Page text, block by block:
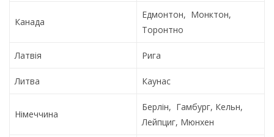
Канада
Едмонтон, Монктон,
Торонтно
Латвія Рига
Литва Каунас
Німеччина
Берлін, Гамбург, Кельн,
Лейпциг, Мюнхен